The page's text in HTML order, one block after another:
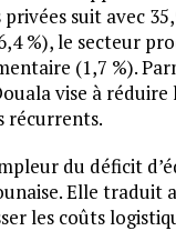
suit avec
%), le secteur
(1,7 %).
vise à
récurrents.
du déficit
Elle traduit
les coûts